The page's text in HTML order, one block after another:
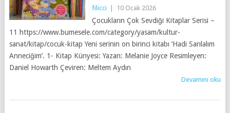
filicci 10 Ocak 2026
Çocukların Çok Sevdiği Kitaplar Serisi –
11 https://www.bumesele.com/category/yasam/kultur-
sanat/kitap/cocuk-kitap Yeni serinin on birinci kitabı ‘Hadi Sarılalım
Anneciğim’. 1- Kitap Künyesi: Yazan: Melanie Joyce Resimleyen:
Daniel Howarth Çeviren: Meltem Aydın
Devamını oku